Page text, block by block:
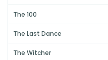
The 100
The Last Dance
The Witcher